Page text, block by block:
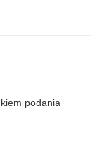
podania